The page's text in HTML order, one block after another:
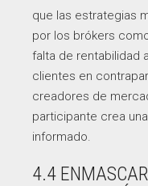
que las estrategias
por los brókers
falta de rentabilidad
clientes en
creadores de
participante crea
informado.
4.4